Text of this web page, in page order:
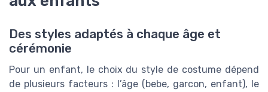
Des styles adaptés à chaque âge et
cérémonie
Pour un enfant, le choix du style de costume dépend
de plusieurs facteurs : l’âge (bebe, garcon, enfant), le